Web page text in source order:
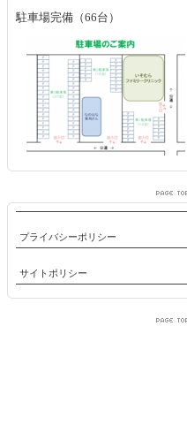
駐車場完備（66台）
プライバシーポリシー
サイトポリシー